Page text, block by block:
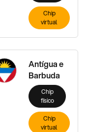
Chip
virtual
Antígua e
Barbuda
Chip
físico
Chip
virtual